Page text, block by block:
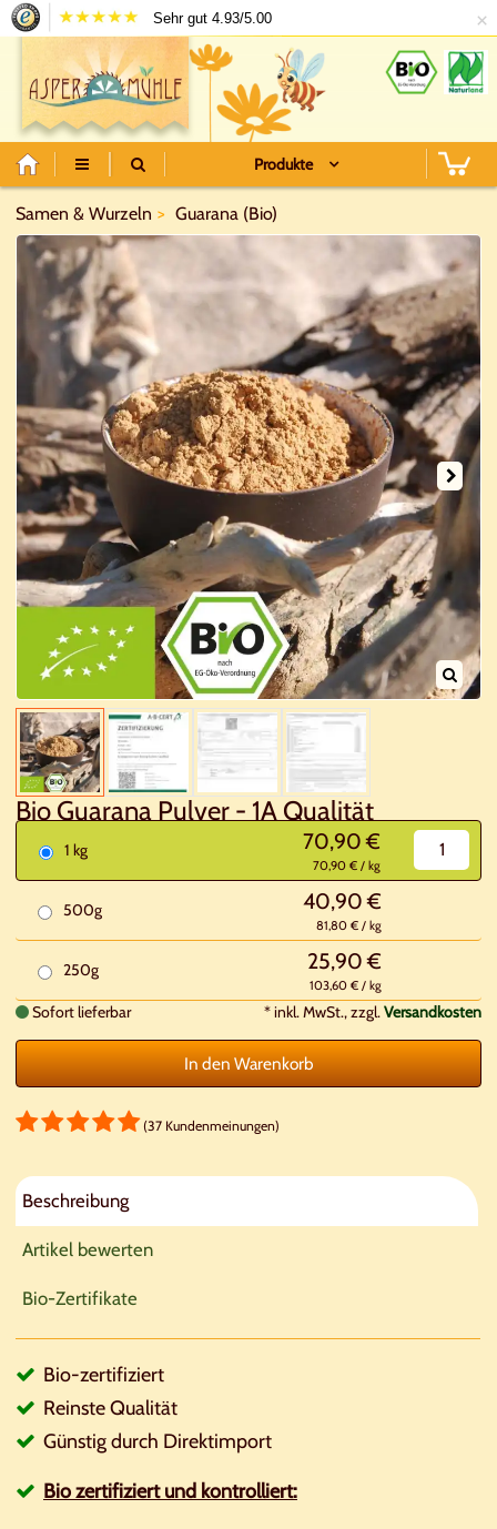
Sehr gut 4.93/5.00 ×
Produkte
Samen & Wurzeln Guarana (Bio)
Bio Guarana Pulver - 1A Qualität
1 kg 70,90 €
70,90 € / kg
500g 40,90 €
81,80 € / kg
250g 25,90 €
103,60 € / kg
Sofort lieferbar *inkl. MwSt., zzgl.Versandkosten
In den Warenkorb
(37 Kundenmeinungen)
Beschreibung
Artikel bewerten
Bio-Zertifikate
Bio-zertifiziert
Reinste Qualität
Günstig durch Direktimport
Bio zertifiziert und kontrolliert: